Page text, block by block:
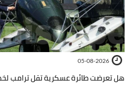
05-08-2026
هل تعرضت طائرة عسكرية تقل ترامب